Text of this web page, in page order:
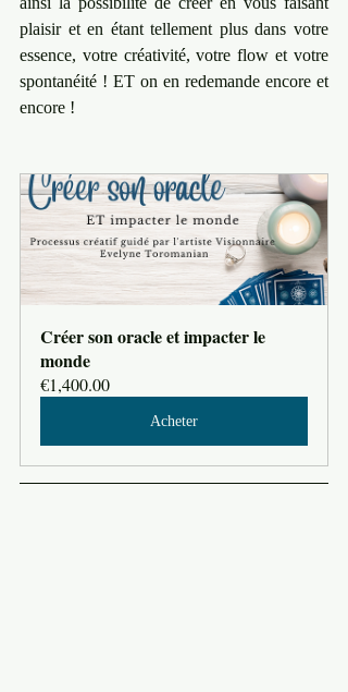
plaisir et en étant tellement plus dans votre
essence, votre créativité, votre flow et votre
spontanéité ! ET on en redemande encore et
encore !
Créer son oracle et impacter le
monde
€1,400.00
Acheter